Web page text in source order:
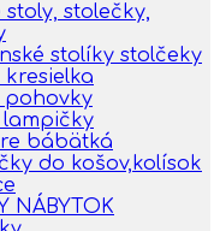
stoly, stolečky,
stolíky stolčeky
kresielka
pohovky
lampičky
bábätká
do košov,kolísok
NÁBYTOK